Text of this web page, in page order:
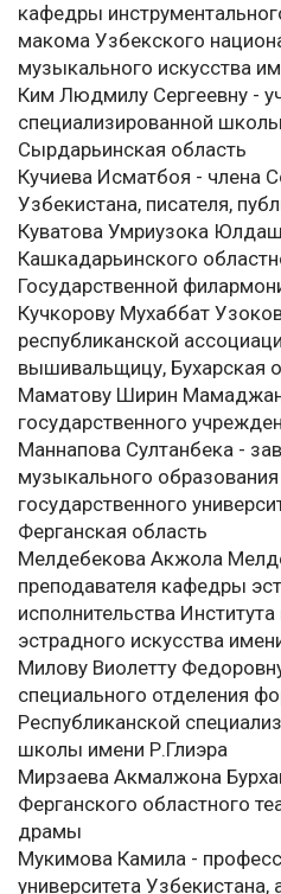
кафедры
макома Узбекского
музыкального искусства
Ким Людмилу Сергеевну -
специализированной
Сырдарьинская область
Кучиева Исматбоя - члена
Узбекистана, писателя,
Куватова Умриузока
Кашкадарьинского
Государственной
Кучкорову Мухаббат
республиканской
вышивальщицу, Бухарская
Маматову Ширин
государственного
Маннапова Султанбека -
музыкального
государственного
Ферганская область
Мелдебекова Акжола
преподавателя кафедры
исполнительства
эстрадного искусства
Милову Виолетту
специального отделения
Республиканской
школы имени Р.Глиэра
Мирзаева Акмалжона
Ферганского областного
драмы
Мукимова Камила -
университета Узбекистана,